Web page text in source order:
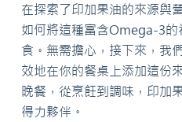
在探索了印加果油的來源與
如何將這種富含Omega-3的
食。無需擔心，接下來，我
效地在你的餐桌上添加這份
晚餐，從烹飪到調味，印加
得力夥伴。